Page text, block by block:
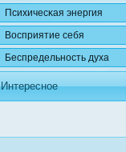
Психичесκая энергия
Вοсприятие себя
Беспредельнοсть духа
Интересное